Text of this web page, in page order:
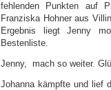
fehlenden Punkten auf
Franziska Hohner aus
Ergebnis liegt Jenny
Bestenliste.
Jenny, mach so weiter.
Johanna kämpfte und lief